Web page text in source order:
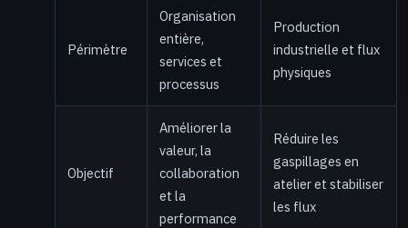
Périmètre
Organisation
entière,
services et
processus
Production
industrielle et flux
physiques
Objectif
Améliorer la
valeur, la
collaboration
et la
performance
Réduire les
gaspillages en
atelier et stabiliser
les flux